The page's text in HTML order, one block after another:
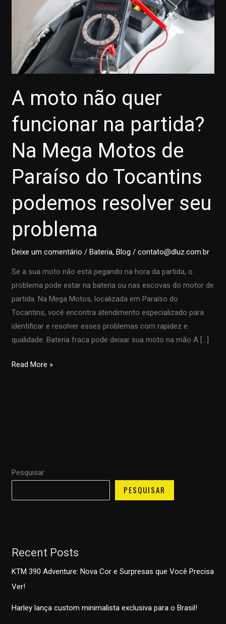
A moto não quer
funcionar na partida?
Na Mega Motos de
Paraíso do Tocantins
podemos resolver seu
problema
Deixe um comentário /Bateria,Blog /contato@dluz.com.br
Se a sua moto não está pegando na hora da partida, o
problema pode estar na bateria ou nas escovas do motor de
partida. Na Mega Motos, localizada em Paraíso do
Tocantins, você encontra atendimento especializado para
identificar e resolver esses problemas com rapidez e
qualidade. Bateria fraca pode deixar sua moto na mão A […]
A
Mega
de
podemos
resolver
seu
Read More »
Pesquisar
PESQUISAR
Recent Posts
KTM 390 Adventure: Nova Cor e Surpresas que Você Precisa
Ver!
Harley lança custom minimalista exclusiva para o Brasil!